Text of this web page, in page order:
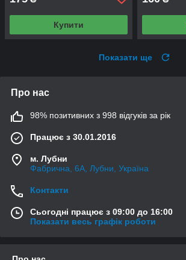
Купити
Показати ще
Про нас
98% позитивних з 998 відгуків за рік
Працює з 30.01.2016
м. Лубни
Фабрична, 6А, Лубни, Україна
Контакти
Сьогодні працює з 09:00 до 16:00
Показати весь графік роботи